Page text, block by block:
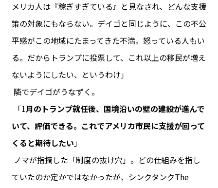
メリカ人は『稼ぎすぎている』と見なされ、どんな支援
策の対象にもならない。デイゴと同じように、この不公
平感がこの地域にたまってきた不満。怒っている人もい
る。だからトランプに投票して、これ以上の移民が増え
ないようにしたい、というわけ」
隣でデイゴがうなずく。
「1月のトランプ就任後、国境沿いの壁の建設が進んで
いて、評価できる。これでアメリカ市民に支援が回って
くると期待したい」
ノマが指摘した「制度の抜け穴」。どの仕組みを指し
ていたのか定かではなかったが、シンクタンクThe